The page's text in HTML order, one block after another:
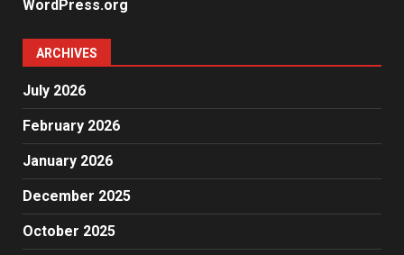
WordPress.org
ARCHIVES
July 2026
February 2026
January 2026
December 2025
October 2025